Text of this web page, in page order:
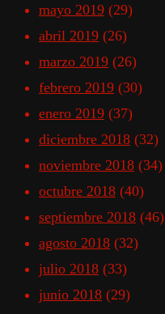
mayo 2019 (29)
abril 2019 (26)
marzo 2019 (26)
febrero 2019 (30)
enero 2019 (37)
diciembre 2018 (32)
noviembre 2018 (34)
octubre 2018 (40)
septiembre 2018 (46)
agosto 2018 (32)
julio 2018 (33)
junio 2018 (29)